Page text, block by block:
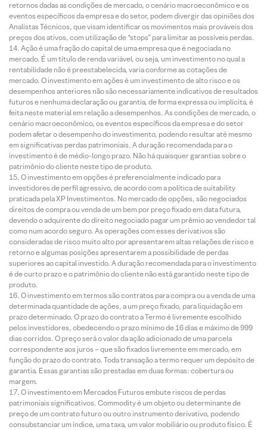
retornos dadas as condições de mercado, o cenário macroeconômico e os
eventos específicos da empresa e do setor, podem divergir das opiniões dos
Analistas Técnicos, que visam identificar os movimentos mais prováveis dos
preços dos ativos, com utilização de “stops” para limitar as possíveis perdas.
Ação é uma fração do capital de uma empresa que é negociada no
mercado. É um título de renda variável, ou seja, um investimento no qual a
rentabilidade não é preestabelecida, varia conforme as cotações de
mercado. O investimento em ações é um investimento de alto risco e os
desempenhos anteriores não são necessariamente indicativos de resultados
futuros e nenhuma declaração ou garantia, de forma expressa ou implícita, é
feita neste material em relação a desempenhos. As condições de mercado, o
cenário macroeconômico, os eventos específicos da empresa e do setor
podem afetar o desempenho do investimento, podendo resultar até mesmo
em significativas perdas patrimoniais. A duração recomendada para o
investimento é de médio-longo prazo. Não há quaisquer garantias sobre o
patrimônio do cliente neste tipo de produto.
O investimento em opções é preferencialmente indicado para
investidores de perfil agressivo, de acordo com a política de suitability
praticada pela XP Investimentos. No mercado de opções, são negociados
direitos de compra ou venda de um bem por preço fixado em data futura,
devendo o adquirente do direito negociado pagar um prêmio ao vendedor tal
como num acordo seguro. As operações com esses derivativos são
consideradas de risco muito alto por apresentarem altas relações de risco e
retorno e algumas posições apresentarem a possibilidade de perdas
superiores ao capital investido. A duração recomendada para o investimento
é de curto prazo e o patrimônio do cliente não está garantido neste tipo de
produto.
O investimento em termos são contratos para compra ou a venda de uma
determinada quantidade de ações, a um preço fixado, para liquidação em
prazo determinado. O prazo do contrato a Termo é livremente escolhido
pelos investidores, obedecendo o prazo mínimo de 16 dias e máximo de 999
dias corridos. O preço será o valor da ação adicionado de uma parcela
correspondente aos juros – que são fixados livremente em mercado, em
função do prazo do contrato. Toda transação a termo requer um depósito de
garantia. Essas garantias são prestadas em duas formas: cobertura ou
margem.
O investimento em Mercados Futuros embute riscos de perdas
patrimoniais significativos. Commodity é um objeto ou determinante de
preço de um contrato futuro ou outro instrumento derivativo, podendo
consubstanciar um índice, uma taxa, um valor mobiliário ou produto físico. É